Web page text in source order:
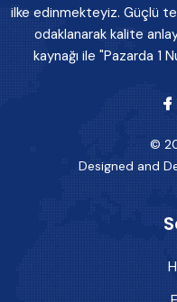
ilke edinmekteyiz. Güçlü
odaklanarak kalite
kaynağı ile "Pazarda 1
©
Designed and